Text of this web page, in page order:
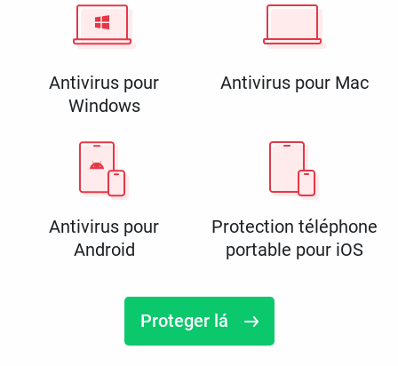
Antivirus pour
Windows
Antivirus pour Mac
Antivirus pour
Android
Protection téléphone
portable pour iOS
Proteger lá